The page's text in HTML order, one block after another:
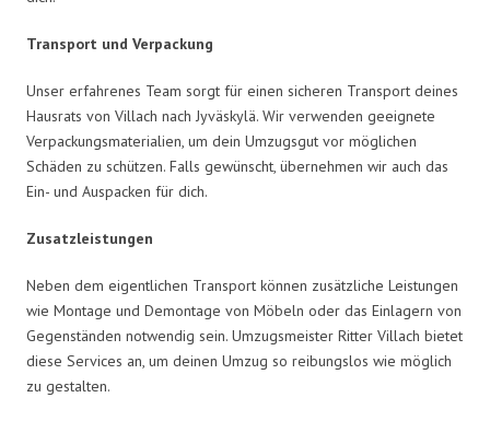
Transport und Verpackung
Unser erfahrenes Team sorgt für einen sicheren Transport deines
Hausrats von Villach nach Jyväskylä. Wir verwenden geeignete
Verpackungsmaterialien, um dein Umzugsgut vor möglichen
Schäden zu schützen. Falls gewünscht, übernehmen wir auch das
Ein- und Auspacken für dich.
Zusatzleistungen
Neben dem eigentlichen Transport können zusätzliche Leistungen
wie Montage und Demontage von Möbeln oder das Einlagern von
Gegenständen notwendig sein. Umzugsmeister Ritter Villach bietet
diese Services an, um deinen Umzug so reibungslos wie möglich
zu gestalten.